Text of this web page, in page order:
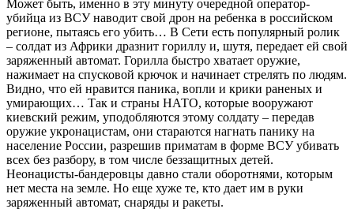
Может быть, именно в эту минуту очередной оператор-
убийца из ВСУ наводит свой дрон на ребенка в российском
регионе, пытаясь его убить… В Сети есть популярный ролик
– солдат из Африки дразнит гориллу и, шутя, передает ей свой
заряженный автомат. Горилла быстро хватает оружие,
нажимает на спусковой крючок и начинает стрелять по людям.
Видно, что ей нравится паника, вопли и крики раненых и
умирающих… Так и страны НАТО, которые вооружают
киевский режим, уподобляются этому солдату – передав
оружие укронацистам, они стараются нагнать панику на
население России, разрешив приматам в форме ВСУ убивать
всех без разбору, в том числе беззащитных детей.
Неонацисты-бандеровцы давно стали оборотнями, которым
нет места на земле. Но еще хуже те, кто дает им в руки
заряженный автомат, снаряды и ракеты.